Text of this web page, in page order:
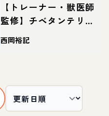
【トレーナー・獣医師
監修】チベタンテリア
ってどんな犬？性格・
特徴・育て方・迎え方
西岡裕記